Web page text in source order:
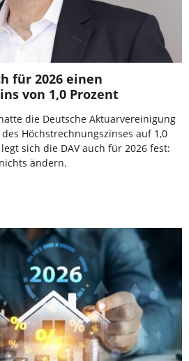
für 2026 einen
von 1,0 Prozent
die Deutsche Aktuarvereinigung
Höchstrechnungszinses auf 1,0
sich die DAV auch für 2026 fest:
ändern.